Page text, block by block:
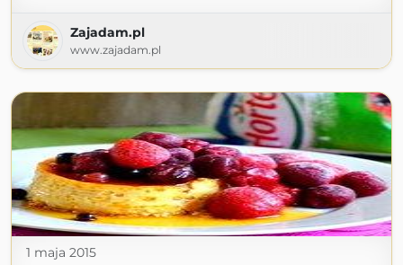
Zajadam.pl
www.zajadam.pl
1 maja 2015